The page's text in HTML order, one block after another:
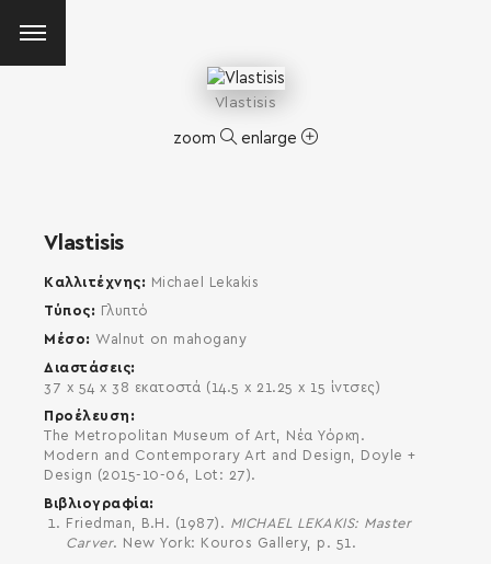
SEARCH AND PRESS ENTER
Vlastisis
zoom enlarge
Vlastisis
Καλλιτέχνης
Michael Lekakis
Τύπος
Γλυπτό
Μέσο
Walnut on mahogany
Διαστάσεις
37 x 54 x 38 εκατοστά (14.5 x 21.25 x 15 ίντσες)
Προέλευση
The Metropolitan Museum of Art, Νέα Υόρκη.
Modern and Contemporary Art and Design, Doyle +
Design (2015-10-06, Lot: 27).
Βιβλιογραφία
Friedman, B.H. (1987). MICHAEL LEKAKIS: Master
Carver. New York: Kouros Gallery, p. 51.